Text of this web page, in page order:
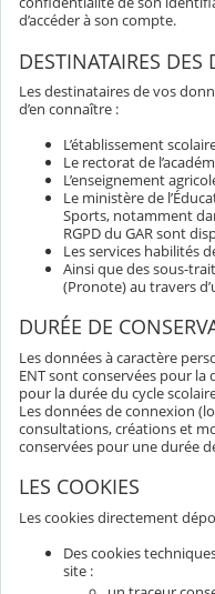
d’accéder à son compte.
DESTINATAIRES DES
Les destinataires de vos
d’en connaître :
L’établissement
Le rectorat de
L’enseignement
Le ministère de
Sports, notamment
RGPD du GAR sont
Les services habilités
Ainsi que des sous-
(Pronote) au travers
DURÉE DE
Les données à caractère
ENT sont conservées pour la
pour la durée du cycle
Les données de connexion
consultations, créations et
conservées pour une durée
LES COOKIES
Les cookies directement
Des cookies
site :